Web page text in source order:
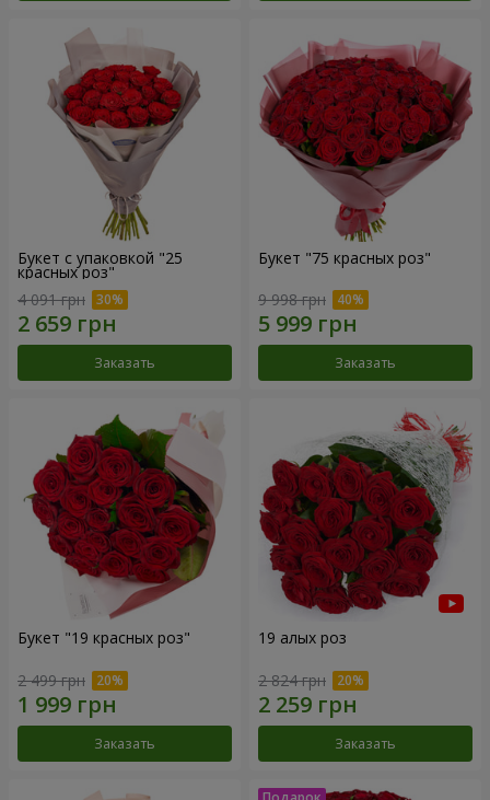
Букет с упаковкой "25
красных роз"
4 091 грн
Заказать
Букет "75 красных роз"
9 998 грн
Заказать
Букет "19 красных роз"
2 499 грн
Заказать
19 алых роз
2 824 грн
Заказать